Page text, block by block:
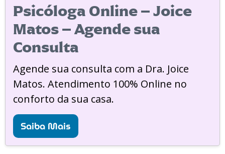
Psicóloga Online – Joice
Matos – Agende sua
Consulta
Agende sua consulta com a Dra. Joice
Matos. Atendimento 100% Online no
conforto da sua casa.
Saiba Mais